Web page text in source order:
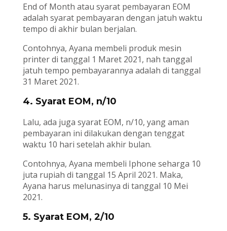
End of Month atau syarat pembayaran EOM
adalah syarat pembayaran dengan jatuh waktu
tempo di akhir bulan berjalan.
Contohnya, Ayana membeli produk mesin
printer di tanggal 1 Maret 2021, nah tanggal
jatuh tempo pembayarannya adalah di tanggal
31 Maret 2021.
4. Syarat EOM, n/10
Lalu, ada juga syarat EOM, n/10, yang aman
pembayaran ini dilakukan dengan tenggat
waktu 10 hari setelah akhir bulan.
Contohnya, Ayana membeli Iphone seharga 10
juta rupiah di tanggal 15 April 2021. Maka,
Ayana harus melunasinya di tanggal 10 Mei
2021.
5. Syarat EOM, 2/10